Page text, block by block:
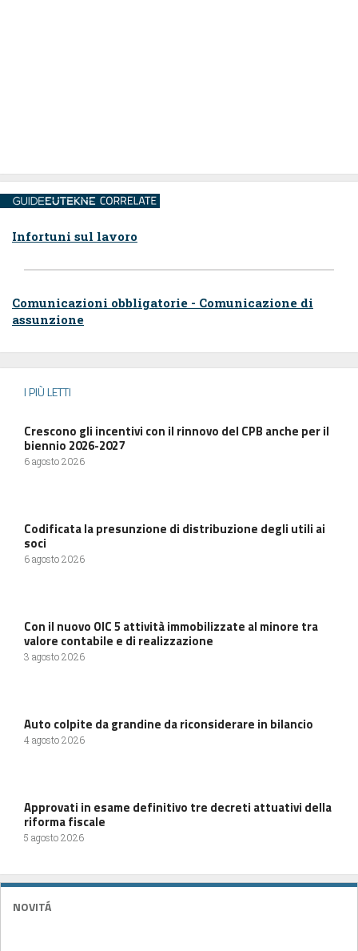
Infortuni sul lavoro
Comunicazioni obbligatorie - Comunicazione di
assunzione
I PIÙ LETTI
Crescono gli incentivi con il rinnovo del CPB anche per il
biennio 2026-2027
6 agosto 2026
Codificata la presunzione di distribuzione degli utili ai
soci
6 agosto 2026
Con il nuovo OIC 5 attività immobilizzate al minore tra
valore contabile e di realizzazione
3 agosto 2026
Auto colpite da grandine da riconsiderare in bilancio
4 agosto 2026
Approvati in esame definitivo tre decreti attuativi della
riforma fiscale
5 agosto 2026
NOVITÁ